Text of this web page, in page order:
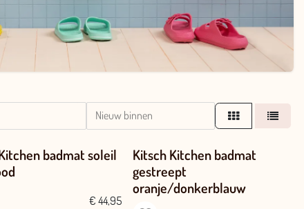
Nieuw binnen
badmat soleil
€44,95
Kitsch Kitchen badmat
gestreept
oranje/donkerblauw